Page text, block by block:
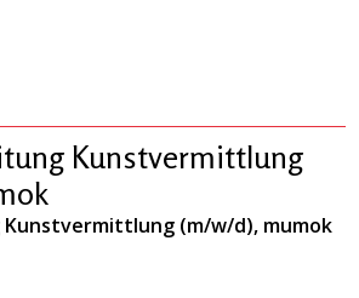
Kunstvermittlung
(m/w/d), mumok